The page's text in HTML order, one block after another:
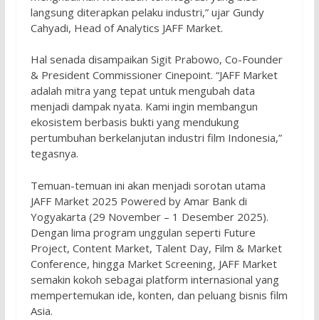
langsung diterapkan pelaku industri,” ujar Gundy
Cahyadi, Head of Analytics JAFF Market.
Hal senada disampaikan Sigit Prabowo, Co-Founder
& President Commissioner Cinepoint. “JAFF Market
adalah mitra yang tepat untuk mengubah data
menjadi dampak nyata. Kami ingin membangun
ekosistem berbasis bukti yang mendukung
pertumbuhan berkelanjutan industri film Indonesia,”
tegasnya.
Temuan-temuan ini akan menjadi sorotan utama
JAFF Market 2025 Powered by Amar Bank di
Yogyakarta (29 November – 1 Desember 2025).
Dengan lima program unggulan seperti Future
Project, Content Market, Talent Day, Film & Market
Conference, hingga Market Screening, JAFF Market
semakin kokoh sebagai platform internasional yang
mempertemukan ide, konten, dan peluang bisnis film
Asia.